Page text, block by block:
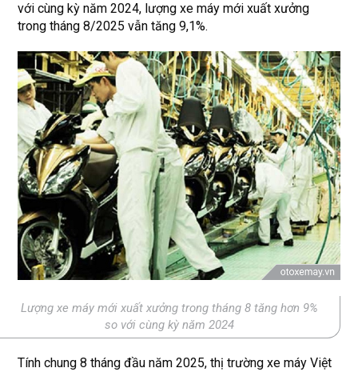
với cùng kỳ năm 2024, lượng xe máy mới xuất xưởng
trong tháng 8/2025 vẫn tăng 9,1%.
Lượng xe máy mới xuất xưởng trong tháng 8 tăng hơn 9%
so với cùng kỳ năm 2024
Tính chung 8 tháng đầu năm 2025, thị trường xe máy Việt